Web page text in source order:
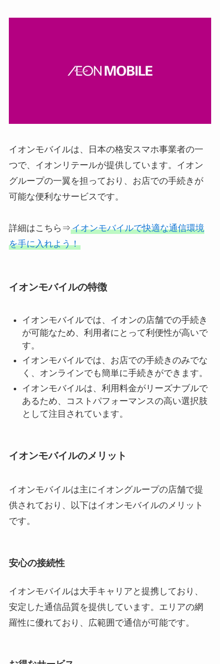
イオンモバイルは、日本の格安スマホ事業者の一
つで、イオンリテールが提供しています。イオン
グループの一翼を担っており、お店での手続きが
可能な便利なサービスです。
詳細はこちら⇒イオンモバイルで快適な通信環境
を手に入れよう！
イオンモバイルの特徴
イオンモバイルでは、イオンの店舗での手続き
が可能なため、利用者にとって利便性が高いで
す。
イオンモバイルでは、お店での手続きのみでな
く、オンラインでも簡単に手続きができます。
イオンモバイルは、利用料金がリーズナブルで
あるため、コストパフォーマンスの高い選択肢
として注目されています。
イオンモバイルのメリット
イオンモバイルは主にイオングループの店舗で提
供されており、以下はイオンモバイルのメリット
です。
安心の接続性
イオンモバイルは大手キャリアと提携しており、
安定した通信品質を提供しています。エリアの網
羅性に優れており、広範囲で通信が可能です。